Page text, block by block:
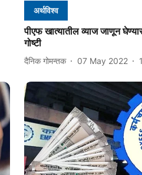
अर्थविश्व
पीएफ खात्यातील व्याज जाणून
गोष्टी
दैनिक गोमन्तक 07 May 2022 1